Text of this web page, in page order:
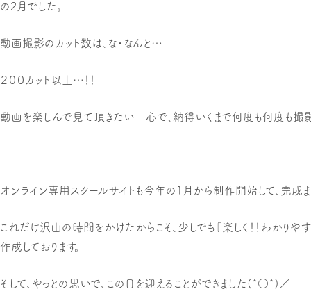
の2月でした。
動画撮影のカット数は、な・なんと…
２００カット以上…！！
動画を楽しんで見て頂きたい一心で、納得いくまで何度も何度も撮影
オンライン専用スクールサイトも今年の1月から制作開始して、完成ま
これだけ沢山の時間をかけたからこそ、少しでも『楽しく！！わかりや
作成しております。
そして、やっとの思いで、この日を迎えることができました(^○^)／